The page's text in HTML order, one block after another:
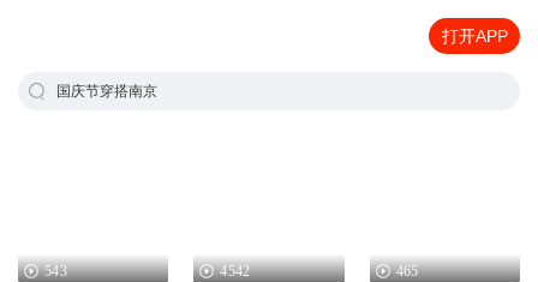
打开APP
国庆节穿搭南京
543 4542 465